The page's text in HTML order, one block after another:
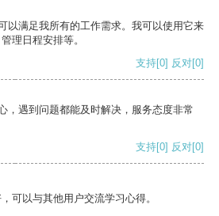
以满足我所有的工作需求。我可以使用它来
理日程安排等。
支持[0] 反对[0]
，遇到问题都能及时解决，服务态度非常
支持[0] 反对[0]
可以与其他用户交流学习心得。